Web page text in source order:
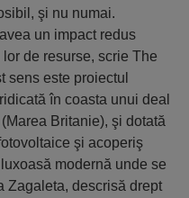
şi nu numai.
un impact redus
de resurse, scrie The
sens este proiectul
în coasta unui deal
Britanie), şi dotată
şi acoperiş
modernă unde se
Zagaleta, descrisă drept